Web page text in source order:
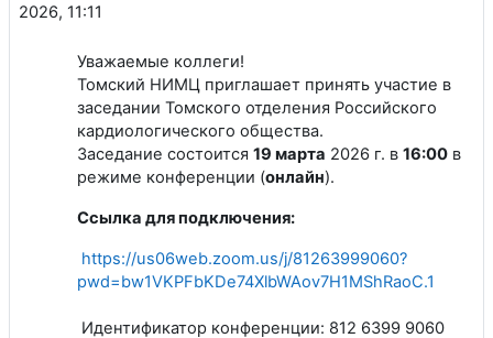
2026, 11:11
Уважаемые коллеги!
Томский НИМЦ приглашает принять участие в
заседании Томского отделения Российского
кардиологического общества.
Заседание состоится 19 марта 2026 г. в 16:00 в
режиме конференции (онлайн).
Ссылка для подключения:
https://us06web.zoom.us/j/81263999060?
pwd=bw1VKPFbKDe74XlbWAov7H1MShRaoC.1
Идентификатор конференции: 812 6399 9060